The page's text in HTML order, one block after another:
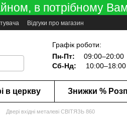
в потрібному Вам
Відгуки про магазин
Графік роботи:
Пн-Пт:
09:00–20:00
Сб-Нд:
10:00–18:00
в церкву Знижки %
Двері вхідні металеві СВІТЯЗЬ 860